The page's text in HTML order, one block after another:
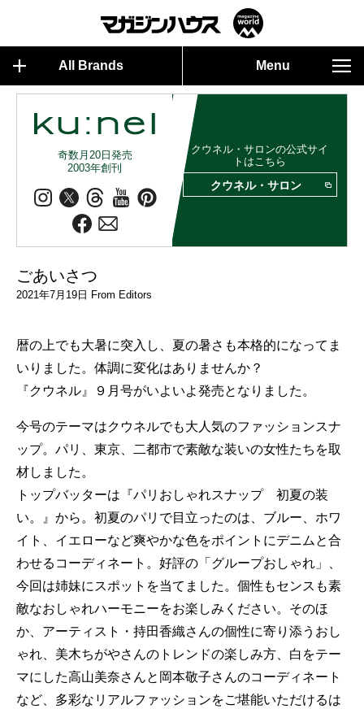
All Brands Menu
奇数月20日発売
2003年創刊
クウネル・サロンの公式サイ
トはこちら
クウネル・サロン
ごあいさつ
2021年7月19日 From Editors
暦の上でも大暑に突入し、夏の暑さも本格的になってま
いりました。体調に変化はありませんか？
『クウネル』９月号がいよいよ発売となりました。
今号のテーマはクウネルでも大人気のファッションスナ
ップ。パリ、東京、二都市で素敵な装いの女性たちを取
材しました。
トップバッターは『パリおしゃれスナップ 初夏の装
い。』から。初夏のパリで目立ったのは、ブルー、ホワ
イト、イエローなど爽やかな色をポイントにデニムと合
わせるコーディネート。好評の「グループおしゃれ」、
今回は姉妹にスポットを当てました。個性もセンスも素
敵なおしゃれハーモニーをお楽しみください。そのほ
か、アーティスト・持田香織さんの個性に寄り添うおし
ゃれ、美木ちがやさんのトレンドの楽しみ方、白をテー
マにした高山美奈さんと岡本敬子さんのコーディネート
など、多彩なリアルファッションをご堪能いただけるは